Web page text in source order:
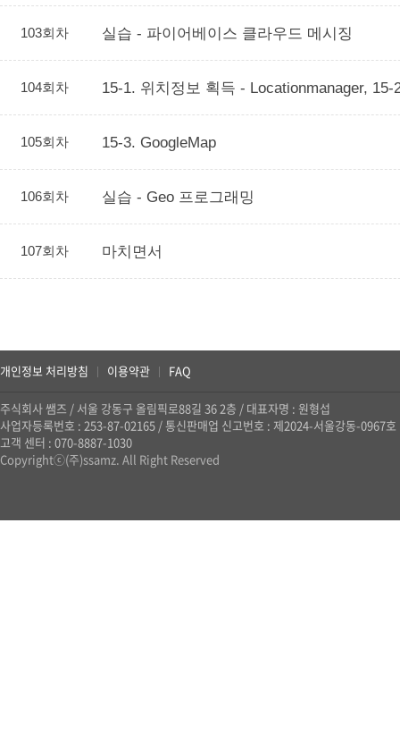
103회차 실습 - 파이어베이스 클라우드 메시징
104회차 15-1. 위치정보 획득 - Locationmanager,
105회차 15-3. GoogleMap
106회차 실습 - Geo 프로그래밍
107회차 마치면서
주식회사 쌤즈 / 서울 강동구 올림픽로88길 36 2층 / 대표자명 : 원형섭
사업자등록번호 : 253-87-02165 /통신판매업 신고번호 : 제2024-서울강동-0967호
고객 센터 : 070-8887-1030
Copyrightⓒ(주)ssamz. All Right Reserved
개인정보 처리방침 | 이용약관 | FAQ